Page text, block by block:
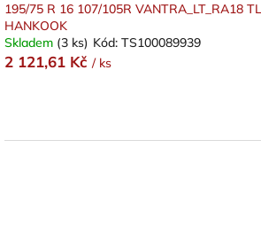
195/75 R 16 107/105R VANTRA_LT_RA18
HANKOOK
Skladem (3 ks) Kód: TS100089939
2 121,61 Kč / ks